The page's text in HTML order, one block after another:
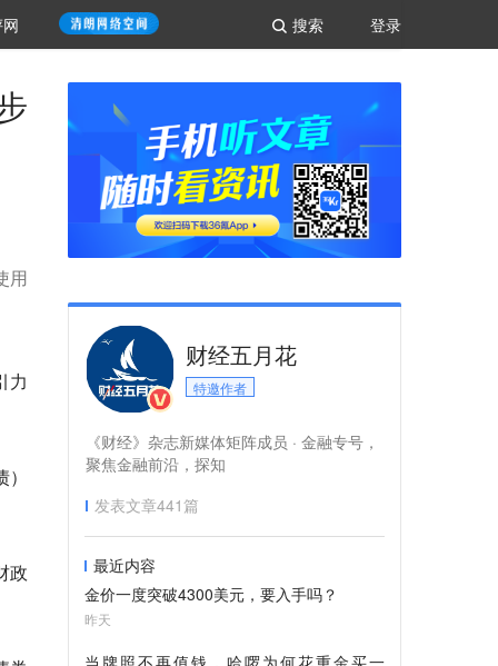
登录
搜索
用
力
政
财经五月花
特邀作者
《财经》杂志新媒体矩阵成员 · 金融专号，
聚焦金融前沿，探知
发表文章441篇
最近内容
金价一度突破4300美元，要入手吗？
昨天
当牌照不再值钱，哈啰为何花重金买一